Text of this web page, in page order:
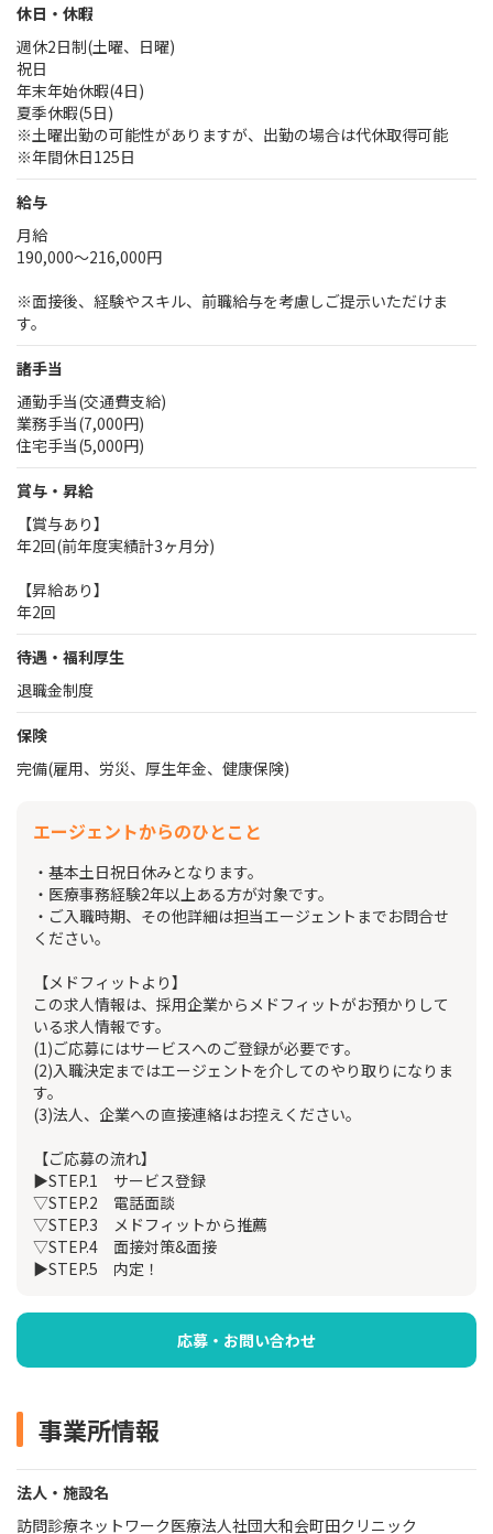
休日・休暇
週休2日制(土曜、日曜)
祝日
年末年始休暇(4日)
夏季休暇(5日)
※土曜出勤の可能性がありますが、出勤の場合は代休取得可能
※年間休日125日
給与
月給
190,000～216,000円
※面接後、経験やスキル、前職給与を考慮しご提示いただけま
す。
諸手当
通勤手当(交通費支給)
業務手当(7,000円)
住宅手当(5,000円)
賞与・昇給
【賞与あり】
年2回(前年度実績計3ヶ月分)
【昇給あり】
年2回
待遇・福利厚生
退職金制度
保険
完備(雇用、労災、厚生年金、健康保険)
エージェントからのひとこと
・基本土日祝日休みとなります。
・医療事務経験2年以上ある方が対象です。
・ご入職時期、その他詳細は担当エージェントまでお問合せ
ください。
【メドフィットより】
この求人情報は、採用企業からメドフィットがお預かりして
いる求人情報です。
(1)ご応募にはサービスへのご登録が必要です。
(2)入職決定まではエージェントを介してのやり取りになりま
す。
(3)法人、企業への直接連絡はお控えください。
【ご応募の流れ】
▶STEP.1 サービス登録
▽STEP.2 電話面談
▽STEP.3 メドフィットから推薦
▽STEP.4 面接対策&面接
▶STEP.5 内定！
応募・お問い合わせ
事業所情報
法人・施設名
訪問診療ネットワーク医療法人社団大和会町田クリニック